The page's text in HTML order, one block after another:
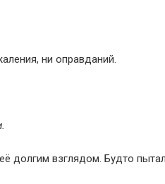
ни оправданий.
долгим взглядом. Будто